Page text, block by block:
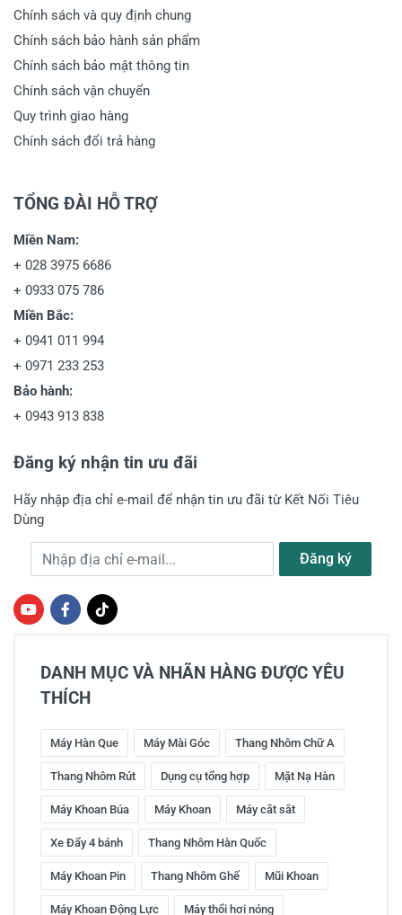
Chính sách và quy định chung
Chính sách bảo hành sản phẩm
Chính sách bảo mật thông tin
Chính sách vận chuyển
Quy trình giao hàng
Chính sách đổi trả hàng
TỔNG ĐÀI HỖ TRỢ
Miền Nam:
+ 028 3975 6686
+ 0933 075 786
Miền Bắc:
+ 0941 011 994
+ 0971 233 253
Bảo hành:
+ 0943 913 838
Đăng ký nhận tin ưu đãi
Hãy nhập địa chỉ e-mail để nhận tin ưu đãi từ Kết Nối Tiêu
Dùng
Địa chỉ e-mail Đăng ký
DANH MỤC VÀ NHÃN HÀNG ĐƯỢC YÊU
THÍCH
Máy Hàn Que Máy Mài Góc Thang Nhôm Chữ A
Thang Nhôm Rút Dụng cụ tổng hợp Mặt Nạ Hàn
Máy Khoan Búa Máy Khoan Máy cắt sắt
Xe Đẩy 4 bánh Thang Nhôm Hàn Quốc
Máy Khoan Pin Thang Nhôm Ghế Mũi Khoan
Máy Khoan Động Lực Máy thổi hơi nóng